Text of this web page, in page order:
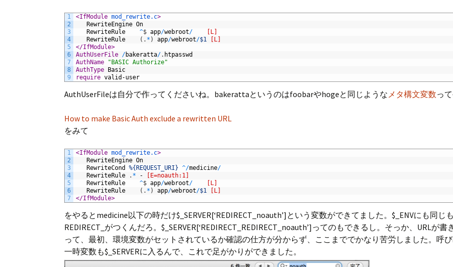
1
2
3
4
5
6
7
8
9
<IfModule mod_rewrite.c>
RewriteEngine On
RewriteRule
^$ app/webroot/
[L]
RewriteRule
( . * ) app/webroot/$1
[L]
</IfModule>
AuthUserFile /bakeratta/. htpasswd
AuthName
"BASIC Authorize"
AuthType
Basic
require valid-user
AuthUserFileは自分で作ってくださいね。bakerattaというのはfoobarやhogeと同じようなメタ構文変数っ
How to make Basic Auth exclude a rewritten URL
をみて
1
2
3
4
5
6
7
<IfModule mod_rewrite.c>
RewriteEngine On
RewriteCond
%{REQUEST_URI} ^/medicine/
RewriteRule
. * -
[E=noauth:1]
RewriteRule
^$ app/webroot/
[L]
RewriteRule
( . * ) app/webroot/$1
[L]
</IfModule>
をやるとmedicine以下の時だけ$_SERVER[‘REDIRECT_noauth’]という変数ができてました。$_ENVにも同
REDIRECT_がつくんだろ。$_SERVER[‘REDIRECT_REDIRECT_noauth’]ってのもできるし。そっか、URLが
って、最初、環境変数がセットされているか確認の仕方が分からず、ここまででかなり苦労しました。呼
一時変数も$_SERVERに入るんで、これで足がかりができました。